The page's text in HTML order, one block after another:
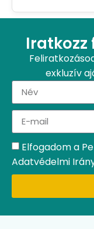
Iratkozz
exkluzív
Elfogadom a
Adatvédelmi